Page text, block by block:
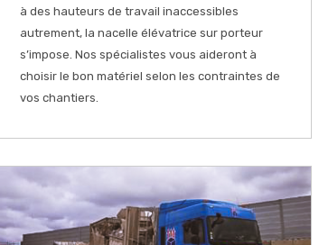
à des hauteurs de travail inaccessibles
autrement, la nacelle élévatrice sur porteur
s’impose. Nos spécialistes vous aideront à
choisir le bon matériel selon les contraintes de
vos chantiers.